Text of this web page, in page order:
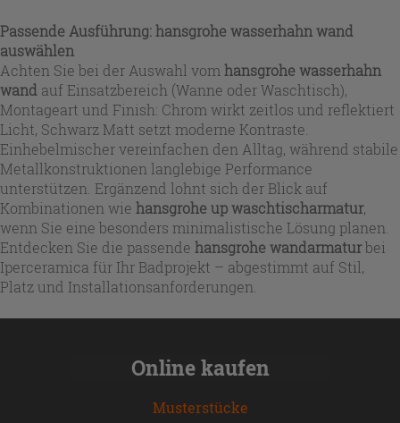
Passende Ausführung: hansgrohe wasserhahn wand
auswählen
Achten Sie bei der Auswahl vom hansgrohe wasserhahn
wand auf Einsatzbereich (Wanne oder Waschtisch),
Montageart und Finish: Chrom wirkt zeitlos und reflektiert
Licht, Schwarz Matt setzt moderne Kontraste.
Einhebelmischer vereinfachen den Alltag, während stabile
Metallkonstruktionen langlebige Performance
unterstützen. Ergänzend lohnt sich der Blick auf
Kombinationen wie hansgrohe up waschtischarmatur,
wenn Sie eine besonders minimalistische Lösung planen.
Entdecken Sie die passende hansgrohe wandarmaturbei
Iperceramica für Ihr Badprojekt – abgestimmt auf Stil,
Platz und Installationsanforderungen.
Online kaufen
Musterstücke